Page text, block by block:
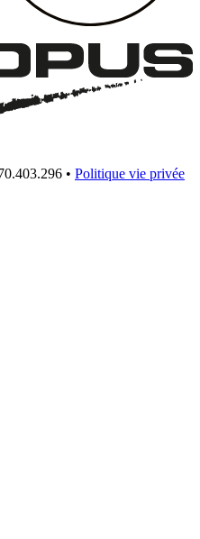
• Politique vie privée